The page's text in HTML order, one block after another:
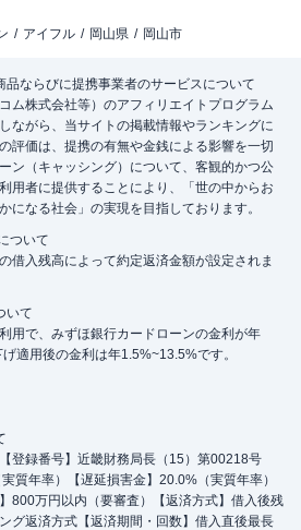
アイフル 岡山県 岡山市
ならびに提携事業者のサービスについて
ム株式会社等）のアフィリエイトプログラム
ながら、当サイトの掲載情報やランキングに
評価は、提携の有無や金銭による影響を一切
ン（キャッシング）について、客観的かつ公
用者に提供することにより、「世の中からお
になる社会」の実現を目指しております。
ついて
借入残高によって約定返済金額が設定されま
いて
用で、みずほ銀行カードローンの金利が年
適用後の金利は年1.5%~13.5%です。
登録番号】近畿財務局長（15）第00218号
質年率）【遅延損害金】20.0%（実質年率）
800万円以内（要審査）【返済方式】借入後残
グ返済方式【返済期間・回数】借入直後最長